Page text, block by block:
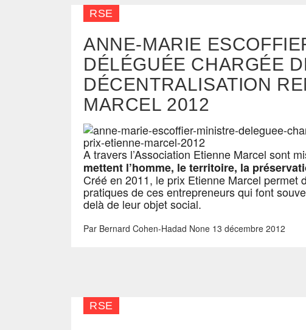
RSE
ANNE-MARIE
DÉLÉGUÉE CHARGÉE
DÉCENTRALISATION
MARCEL 2012
A travers l’Association Etienne Marcel sont
mettent l’homme, le territoire, la
Créé en 2011, le prix Etienne Marcel
pratiques de ces entrepreneurs qui font
delà de leur objet social.
Par Bernard Cohen-Hadad None 13 décembre 2012
RSE